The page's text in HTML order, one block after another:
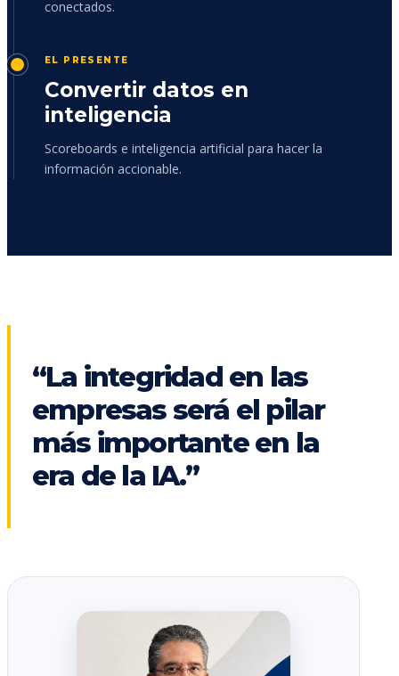
conectados.
EL PRESENTE
Convertir datos en
inteligencia
Scoreboards e inteligencia artificial para hacer la
información accionable.
“La integridad en las
empresas será el pilar
más importante en la
era de la IA.”